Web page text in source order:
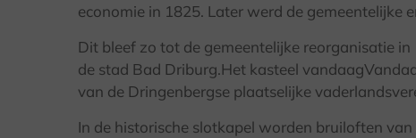
economie in 1825. Later werd de gemeentelijke
Dit bleef zo tot de gemeentelijke reorganisatie
de stad Bad Driburg.Het kasteel
van de Dringenbergse plaatselijke
In de historische slotkapel worden bruiloften